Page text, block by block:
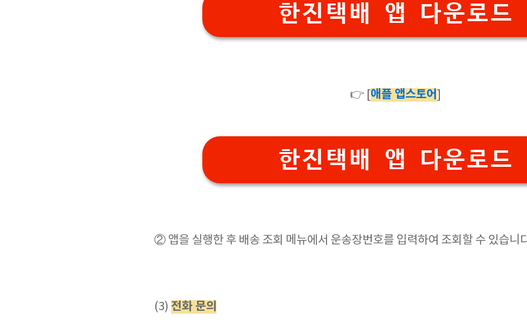
한진택배 앱 다운로드
👉 [애플 앱스토어]
한진택배 앱 다운로드
② 앱을 실행한 후 배송 조회 메뉴에서 운송장번호를 입력하여 조회할 수 있습니
(3) 전화 문의